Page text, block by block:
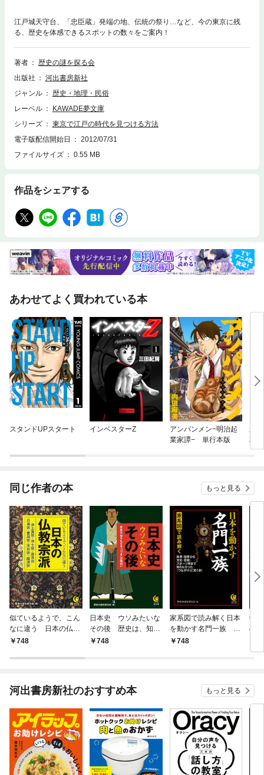
江戸城天守台、「忠臣蔵」発端の地、伝統の祭り…など、今の東京に残
る、歴史を体感できるスポットの数々をご案内！
著者
歴史の謎を探る会
出版社
河出書房新社
ジャンル
歴史・地理・民俗
レーベル
KAWADE夢文庫
シリーズ
東京で江戸の時代を見つける方法
電子版配信開始日
2012/07/31
ファイルサイズ
0.55 MB
作品をシェアする
あわせてよく買われている本
スタンドUPスタート インベスターZ
アンパンメン−明治起
業家譚− 単行本版
新
本
同じ作者の本 もっと見る
似ているようで、こん
なに違う 日本の仏教
宗派748
日本史 ウソみたいな
その後 歴史は、知ら
れざる“つづき”が面白
748
家系図で読み解く日本
を動かす名門一族 政
界・財界から文化・芸
748
中
の
河出書房新社のおすすめ本 もっと見る